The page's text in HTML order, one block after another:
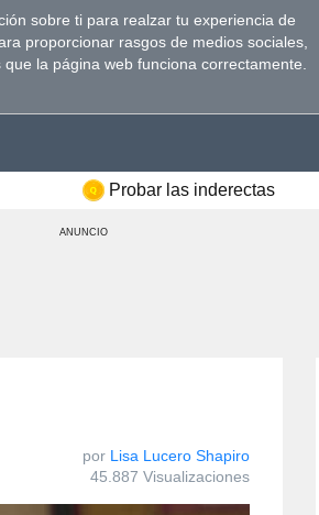
sobre ti para realzar tu experiencia de
proporcionar rasgos de medios sociales,
la página web funciona correctamente.
Probar las inderectas
ANUNCIO
por Lisa Lucero Shapiro
45.887 Visualizaciones